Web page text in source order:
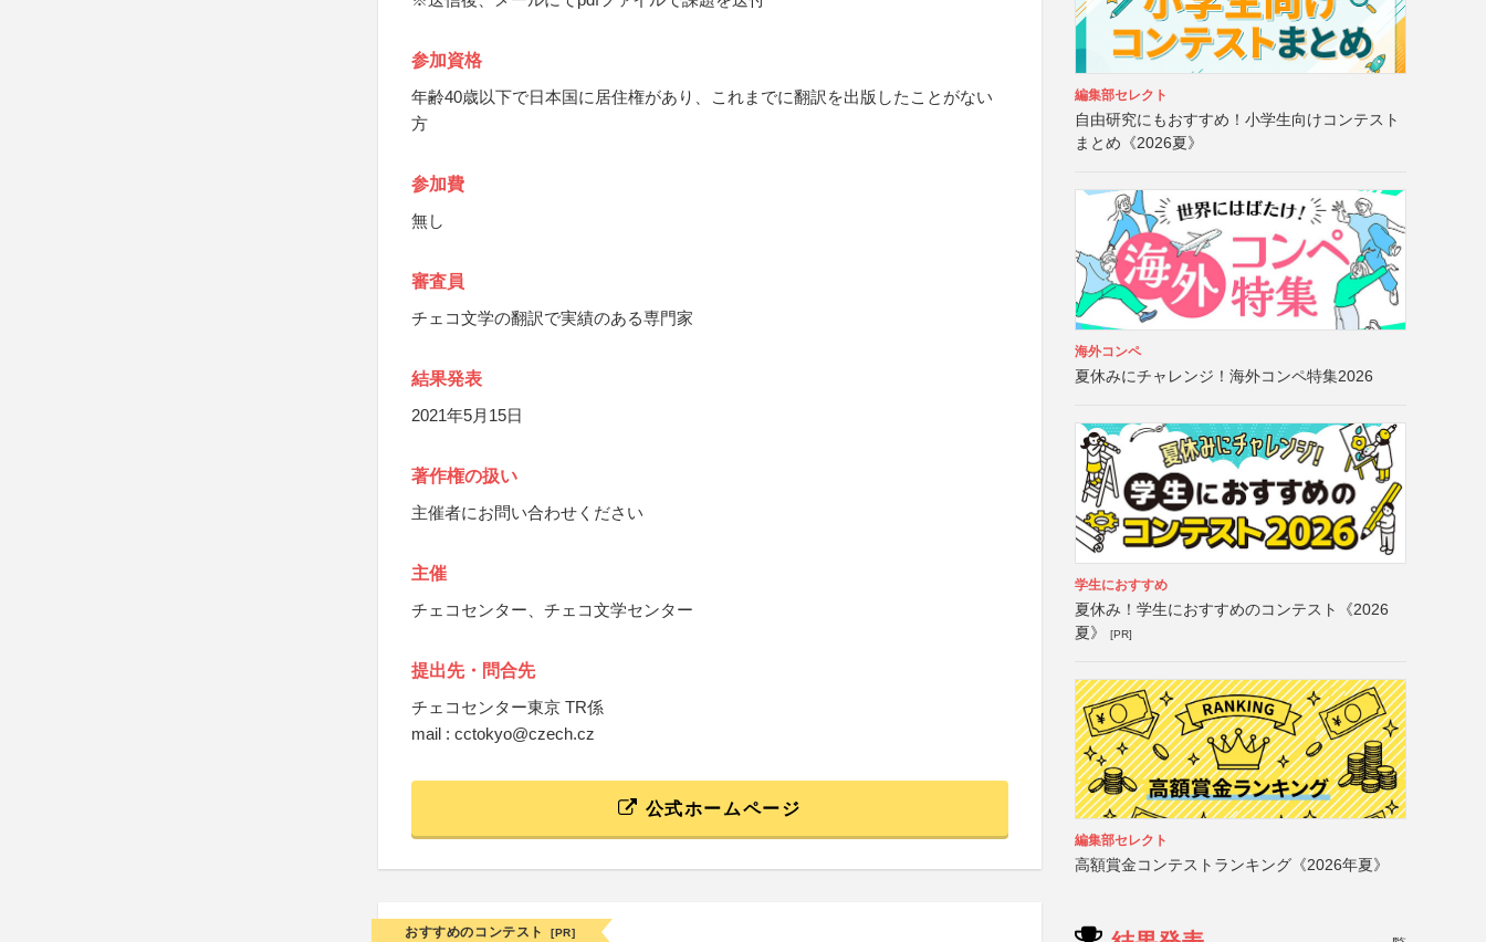
参加資格
年齢40歳以下で日本国に居住権があり、これまでに翻訳を出版したことがない
方
参加費
無し
審査員
チェコ文学の翻訳で実績のある専門家
結果発表
2021年5月15日
著作権の扱い
主催者にお問い合わせください
主催
チェコセンター、チェコ文学センター
提出先・問合先
チェコセンター東京 TR係
mail : cctokyo@czech.cz
公式ホームページ
おすすめのコンテスト [PR]
編集部セレクト
自由研究にもおすすめ！小学生向けコンテスト
まとめ《2026夏》
海外コンペ
夏休みにチャレンジ！海外コンペ特集2026
学生におすすめ
夏休み！学生におすすめのコンテスト《2026
夏》
[PR]
編集部セレクト
高額賞金コンテストランキング《2026年夏》